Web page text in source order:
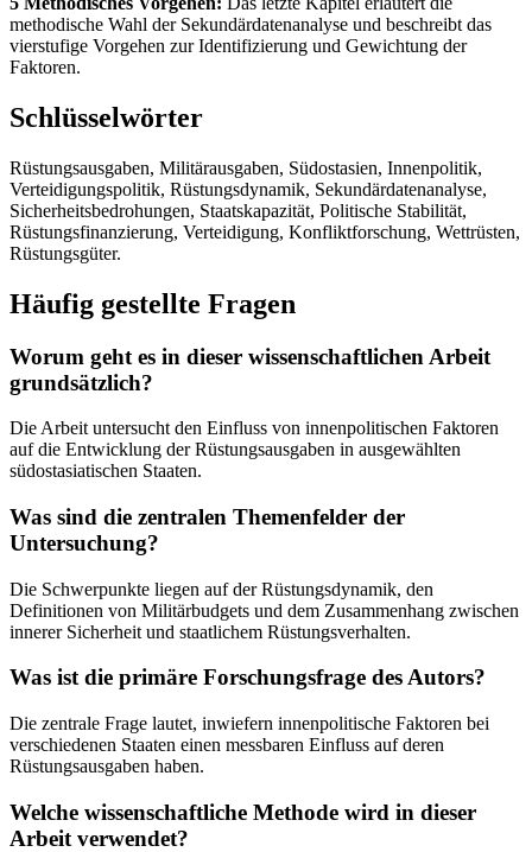
methodische Wahl der Sekundärdatenanalyse und beschreibt das
vierstufige Vorgehen zur Identifizierung und Gewichtung der
Faktoren.
Schlüsselwörter
Rüstungsausgaben, Militärausgaben, Südostasien, Innenpolitik,
Verteidigungspolitik, Rüstungsdynamik, Sekundärdatenanalyse,
Sicherheitsbedrohungen, Staatskapazität, Politische Stabilität,
Rüstungsfinanzierung, Verteidigung, Konfliktforschung, Wettrüsten,
Rüstungsgüter.
Häufig gestellte Fragen
Worum geht es in dieser wissenschaftlichen Arbeit
grundsätzlich?
Die Arbeit untersucht den Einfluss von innenpolitischen Faktoren
auf die Entwicklung der Rüstungsausgaben in ausgewählten
südostasiatischen Staaten.
Was sind die zentralen Themenfelder der
Untersuchung?
Die Schwerpunkte liegen auf der Rüstungsdynamik, den
Definitionen von Militärbudgets und dem Zusammenhang zwischen
innerer Sicherheit und staatlichem Rüstungsverhalten.
Was ist die primäre Forschungsfrage des Autors?
Die zentrale Frage lautet, inwiefern innenpolitische Faktoren bei
verschiedenen Staaten einen messbaren Einfluss auf deren
Rüstungsausgaben haben.
Welche wissenschaftliche Methode wird in dieser
Arbeit verwendet?